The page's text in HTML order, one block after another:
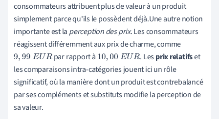
consommateurs attribuent plus de valeur à un produit
simplement parce qu'ils le possèdent déjà.Une autre notion
importante est la perception des prix. Les consommateurs
réagissent différemment aux prix de charme, comme
9,99E UR par rapport à 10,00E UR . Lesprix relatifset
les comparaisons intra-catégories jouent ici un rôle
significatif, où la manière dont un produit est contrebalancé
par ses compléments et substituts modifie la perception de
sa valeur.